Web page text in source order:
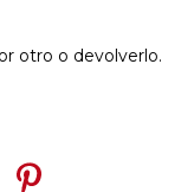
otro o devolverlo.